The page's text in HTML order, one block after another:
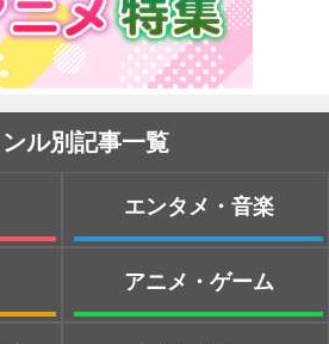
ル別記事一覧
エンタメ・音楽
アニメ・ゲーム